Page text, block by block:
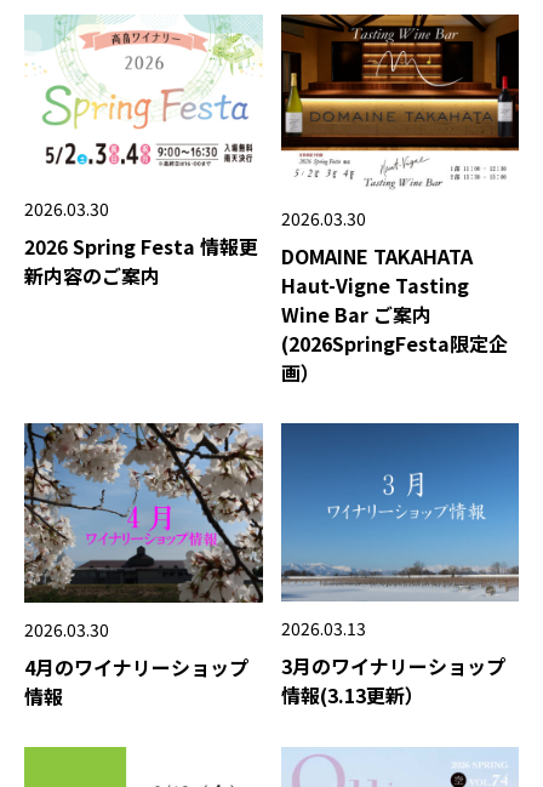
2026.03.30
2026 Spring Festa 情報更
新内容のご案内
2026.03.30
DOMAINE TAKAHATA
Haut-Vigne Tasting
Wine Bar ご案内
(2026SpringFesta限定企
画）
2026.03.30
4月のワイナリーショップ
情報
2026.03.13
3月のワイナリーショップ
情報(3.13更新）